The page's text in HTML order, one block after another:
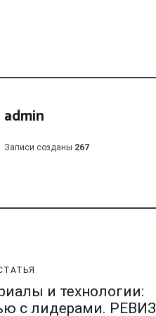
admin
Записи созданы 267
и технологии:
с лидерами.